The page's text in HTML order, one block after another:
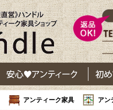
アンティーク家具 アン